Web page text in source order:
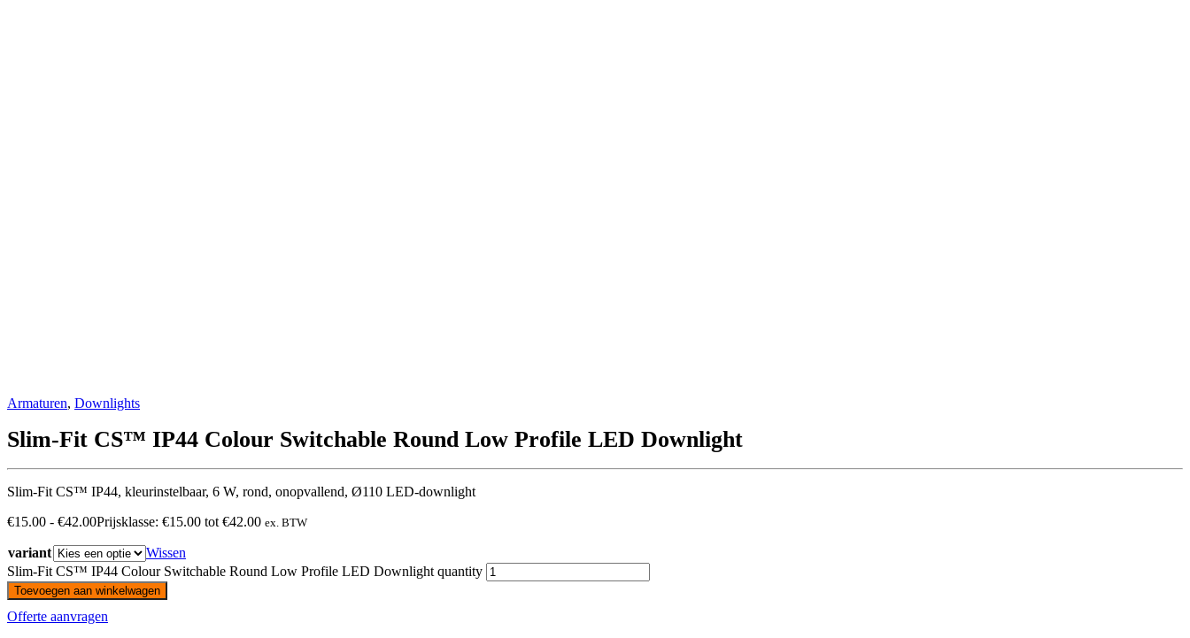
Armaturen, Downlights
Slim-Fit CS™ IP44 Colour Switchable Round Low Profile LED Downlight
Slim-Fit CS™ IP44, kleurinstelbaar, 6 W, rond, onopvallend, Ø110 LED-downlight
€15.00 - €42.00Prijsklasse: €15.00 tot €42.00 ex. BTW
variant
Wissen
Slim-Fit CS™ IP44 Colour Switchable Round Low Profile LED Downlight quantity
Toevoegen aan winkelwagen
Offerte aanvragen